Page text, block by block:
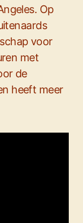
Op
voor
met
de
heeft meer